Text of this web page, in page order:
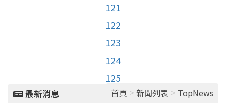
121
122
123
124
125
最新消息 首頁 > 新聞列表 > TopNews